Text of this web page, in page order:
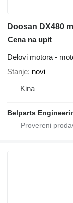
Doosan DX480
Cena na upit
Delovi motora -
Stanje novi
Kina
Belparts